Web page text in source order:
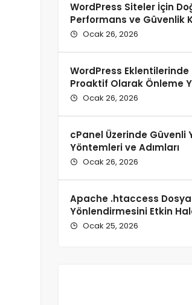
WordPress Siteler İçin
Performans ve Güvenlik
Ocak 26, 2026
WordPress Eklentilerinde
Proaktif Olarak Önleme
Ocak 26, 2026
cPanel Üzerinde Güvenli
Yöntemleri ve Adımları
Ocak 26, 2026
Apache .htaccess
Yönlendirmesini Etkin
Ocak 25, 2026